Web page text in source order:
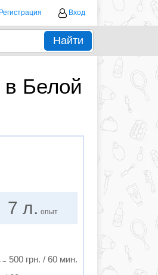
Регистрация Вход
Найти
в Белой
7 л. опыт
500 грн. / 60 мин.